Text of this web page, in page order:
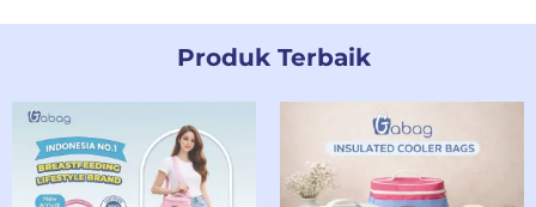
Produk Terbaik